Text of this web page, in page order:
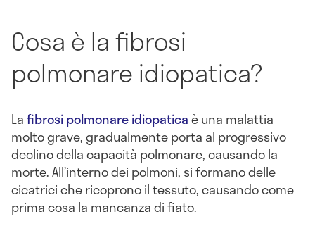
Cosa è la fibrosi
polmonare idiopatica?
Lafibrosi polmonare idiopaticaè una malattia
molto grave, gradualmente porta al progressivo
declino della capacità polmonare, causando la
morte. All’interno dei polmoni, si formano delle
cicatrici che ricoprono il tessuto, causando come
prima cosa la mancanza di fiato.